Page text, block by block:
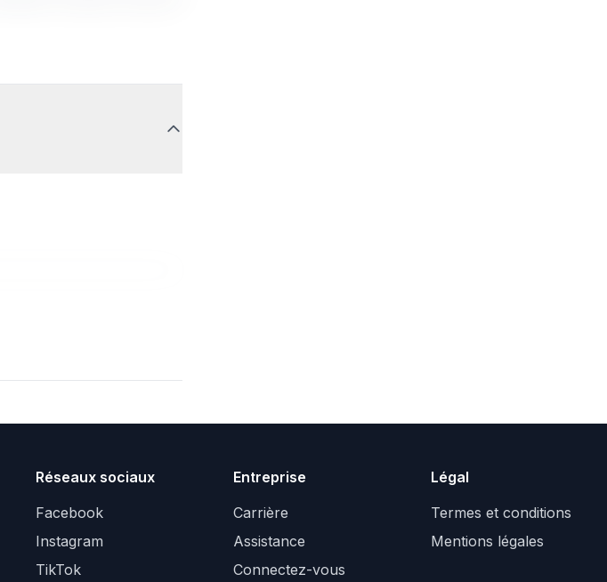
Réseaux sociaux
Facebook
Instagram
TikTok
Entreprise
Carrière
Assistance
Connectez-vous
Légal
Termes et conditions
Mentions légales